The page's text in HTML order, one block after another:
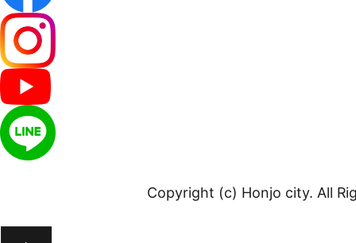
Copyright (c) Honjo city. All